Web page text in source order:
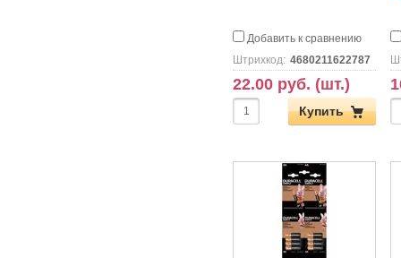
Добавить к сравнению
Штрихкод: 4680211622787
22.00 руб. (шт.)
Купить